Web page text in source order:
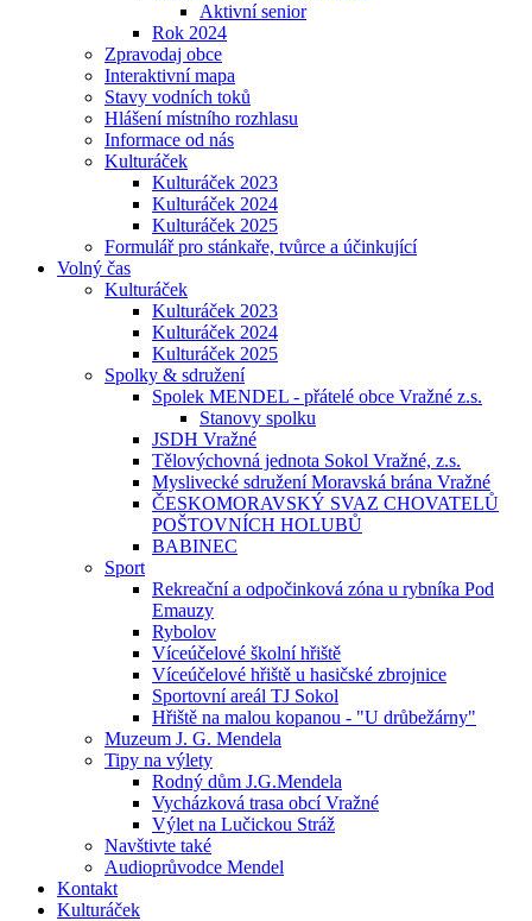
Aktivní senior
Rok 2024
Zpravodaj obce
Interaktivní mapa
Stavy vodních toků
Hlášení místního rozhlasu
Informace od nás
Kulturáček
Kulturáček 2023
Kulturáček 2024
Kulturáček 2025
Formulář pro stánkaře, tvůrce a účinkující
Volný čas
Kulturáček
Kulturáček 2023
Kulturáček 2024
Kulturáček 2025
Spolky & sdružení
Spolek MENDEL - přátelé obce Vražné z.s.
Stanovy spolku
JSDH Vražné
Tělovýchovná jednota Sokol Vražné, z.s.
Myslivecké sdružení Moravská brána Vražné
ČESKOMORAVSKÝ SVAZ CHOVATELŮ
POŠTOVNÍCH HOLUBŮ
BABINEC
Sport
Rekreační a odpočinková zóna u rybníka Pod
Emauzy
Rybolov
Víceúčelové školní hřiště
Víceúčelové hřiště u hasičské zbrojnice
Sportovní areál TJ Sokol
Hřiště na malou kopanou - "U drůbežárny"
Muzeum J. G. Mendela
Tipy na výlety
Rodný dům J.G.Mendela
Vycházková trasa obcí Vražné
Výlet na Lučickou Stráž
Navštivte také
Audioprůvodce Mendel
Kontakt
Kulturáček